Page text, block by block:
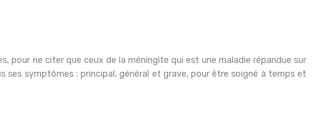
ne citer que ceux de la méningite qui est une maladie répandue sur
ses symptômes : principal, général et grave, pour être soigné à temps et